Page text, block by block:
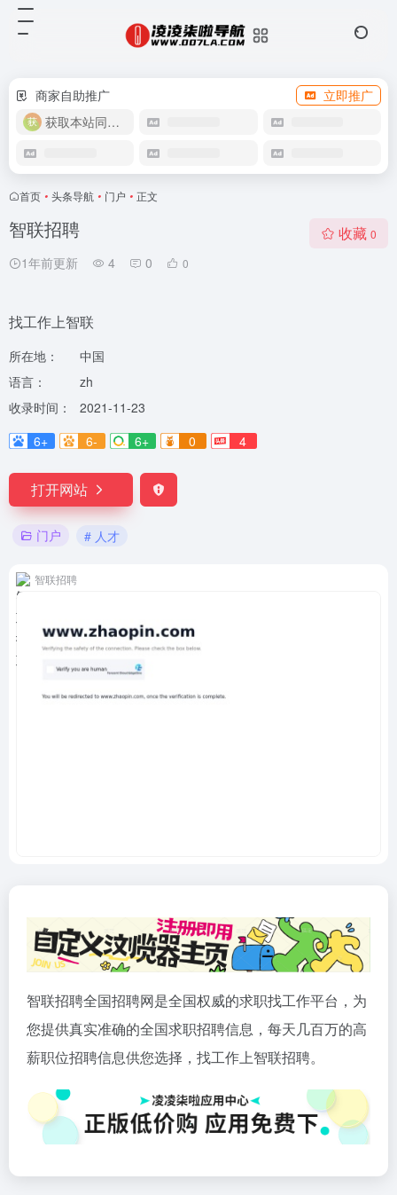
商家自助推广
立即推广
获取本站同款主题
首页 • 头条导航 • 门户 • 正文
智联招聘
1年前更新 4 0 0
收藏 0
找工作上智联
所在地：
中国
语言：
zh
收录时间：
2021-11-23
6+
6- 6+ 0 4
打开网站
门户 # 人才
智联招聘
智联招聘全国招聘网是全国权威的求职找工作平台，为
您提供真实准确的全国求职招聘信息，每天几百万的高
薪职位招聘信息供您选择，找工作上智联招聘。